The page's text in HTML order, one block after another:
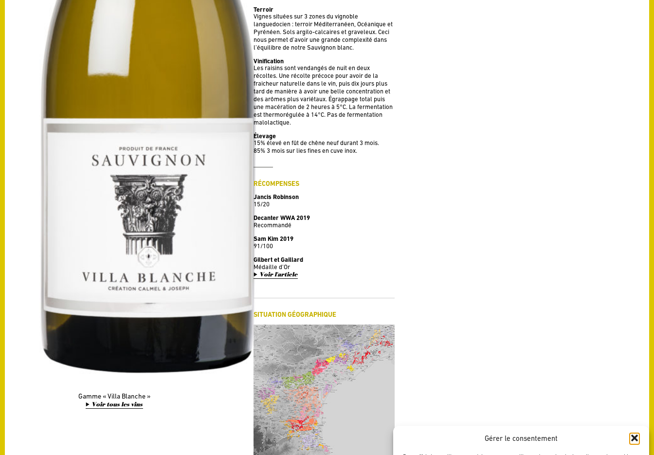
Gérer le consentement
Gamme
Villa Blanche
Voir tous les vins
Terroir
Vignes situées sur 3 zones du vignoble
languedocien : terroir Méditerranéen, Océanique et
Pyrénéen. Sols argilo-calcaires et graveleux. Ceci
nous permet d’avoir une grande complexité dans
l’équilibre de notre Sauvignon blanc.
Vinification
Les raisins sont vendangés de nuit en deux
récoltes. Une récolte précoce pour avoir de la
fraicheur naturelle dans le vin, puis dix jours plus
tard de manière à avoir une belle concentration et
des arômes plus variétaux. Égrappage total puis
une macération de 2 heures à 5°C. La fermentation
est thermorégulée à 14°C. Pas de fermentation
malolactique.
Élevage
15% élevé en fût de chêne neuf durant 3 mois.
85% 3 mois sur lies fines en cuve inox.
RÉCOMPENSES
Jancis Robinson
15/20
Decanter WWA 2019
Recommandé
Sam Kim 2019
91/100
Gilbert et Gaillard
Médaille d'Or
Voir l'article
SITUATION GÉOGRAPHIQUE